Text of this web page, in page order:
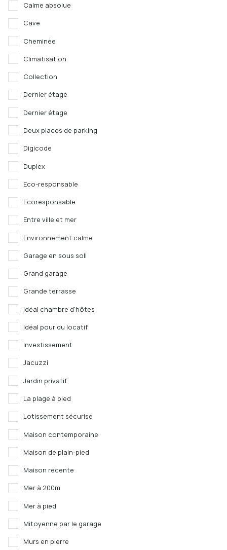
Calme absolue
Cave
Cheminée
Climatisation
Collection
Dernier étage
Dernier étage
Deux places de parking
Digicode
Duplex
Eco-responsable
Ecoresponsable
Entre ville et mer
Environnement calme
Garage en sous soll
Grand garage
Grande terrasse
Idéal chambre d'hôtes
Idéal pour du locatif
Investissement
Jacuzzi
Jardin privatif
La plage à pied
Lotissement sécurisé
Maison contemporaine
Maison de plain-pied
Maison récente
Mer à 200m
Mer à pied
Mitoyenne par le garage
Murs en pierre